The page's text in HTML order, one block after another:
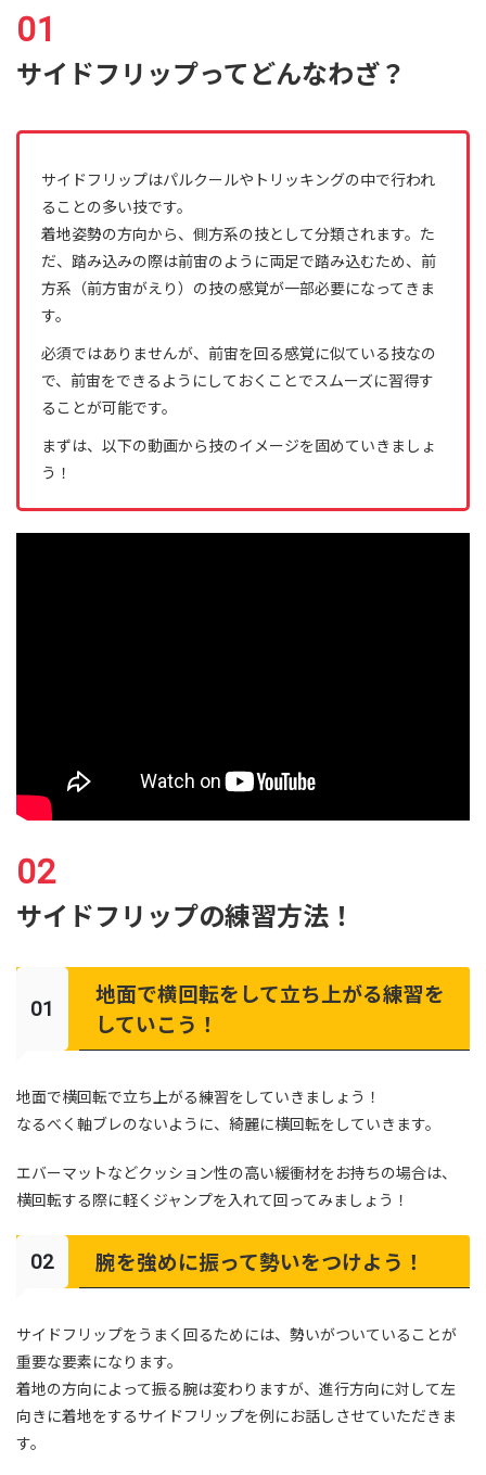
サイドフリップってどんなわざ？
サイドフリップはパルクールやトリッキングの中で行われ
ることの多い技です。
着地姿勢の方向から、側方系の技として分類されます。た
だ、踏み込みの際は前宙のように両足で踏み込むため、前
方系（前方宙がえり）の技の感覚が一部必要になってきま
す。
必須ではありませんが、前宙を回る感覚に似ている技なの
で、前宙をできるようにしておくことでスムーズに習得す
ることが可能です。
まずは、以下の動画から技のイメージを固めていきましょ
う！
サイドフリップの練習方法！
地面で横回転をして立ち上がる練習を
していこう！
地面で横回転で立ち上がる練習をしていきましょう！
なるべく軸ブレのないように、綺麗に横回転をしていきます。
エバーマットなどクッション性の高い緩衝材をお持ちの場合は、
横回転する際に軽くジャンプを入れて回ってみましょう！
腕を強めに振って勢いをつけよう！
サイドフリップをうまく回るためには、勢いがついていることが
重要な要素になります。
着地の方向によって振る腕は変わりますが、進行方向に対して左
向きに着地をするサイドフリップを例にお話しさせていただきま
す。